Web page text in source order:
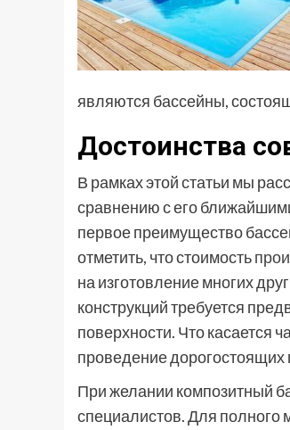
являются бассейны,
Достоинства
В рамках этой статьи мы
сравнению с его
первое преимущество
отметить, что стоимость
на изготовление многих
конструкций требуется
поверхности. Что касается
проведение дорогостоящих
При желании композитный
специалистов. Для полного